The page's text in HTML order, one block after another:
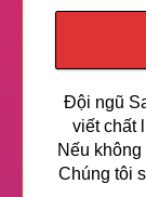
Đội ngũ
viết chất
Nếu
Chúng tôi